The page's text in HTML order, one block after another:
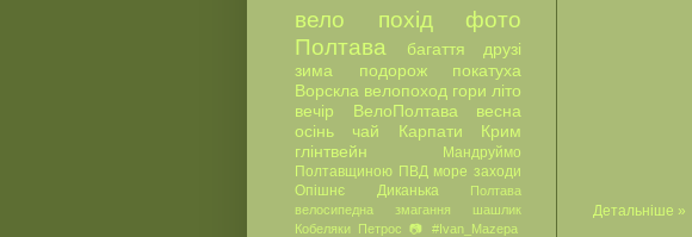
Детальніше »
вело похід
фото
Полтава
багаття
друзі
зима
подорож
покатуха
Ворскла велопоход гори літо
вечір
ВелоПолтава
весна
осінь
чай Карпати
Крим
глінтвейн
Мандруймо
Полтавщиною ПВД море заходи
Опішнє
Диканька
Полтава
велосипедна
змагання
шашлик
Кобеляки
Петрос 📷
#Ivan_Mazepa